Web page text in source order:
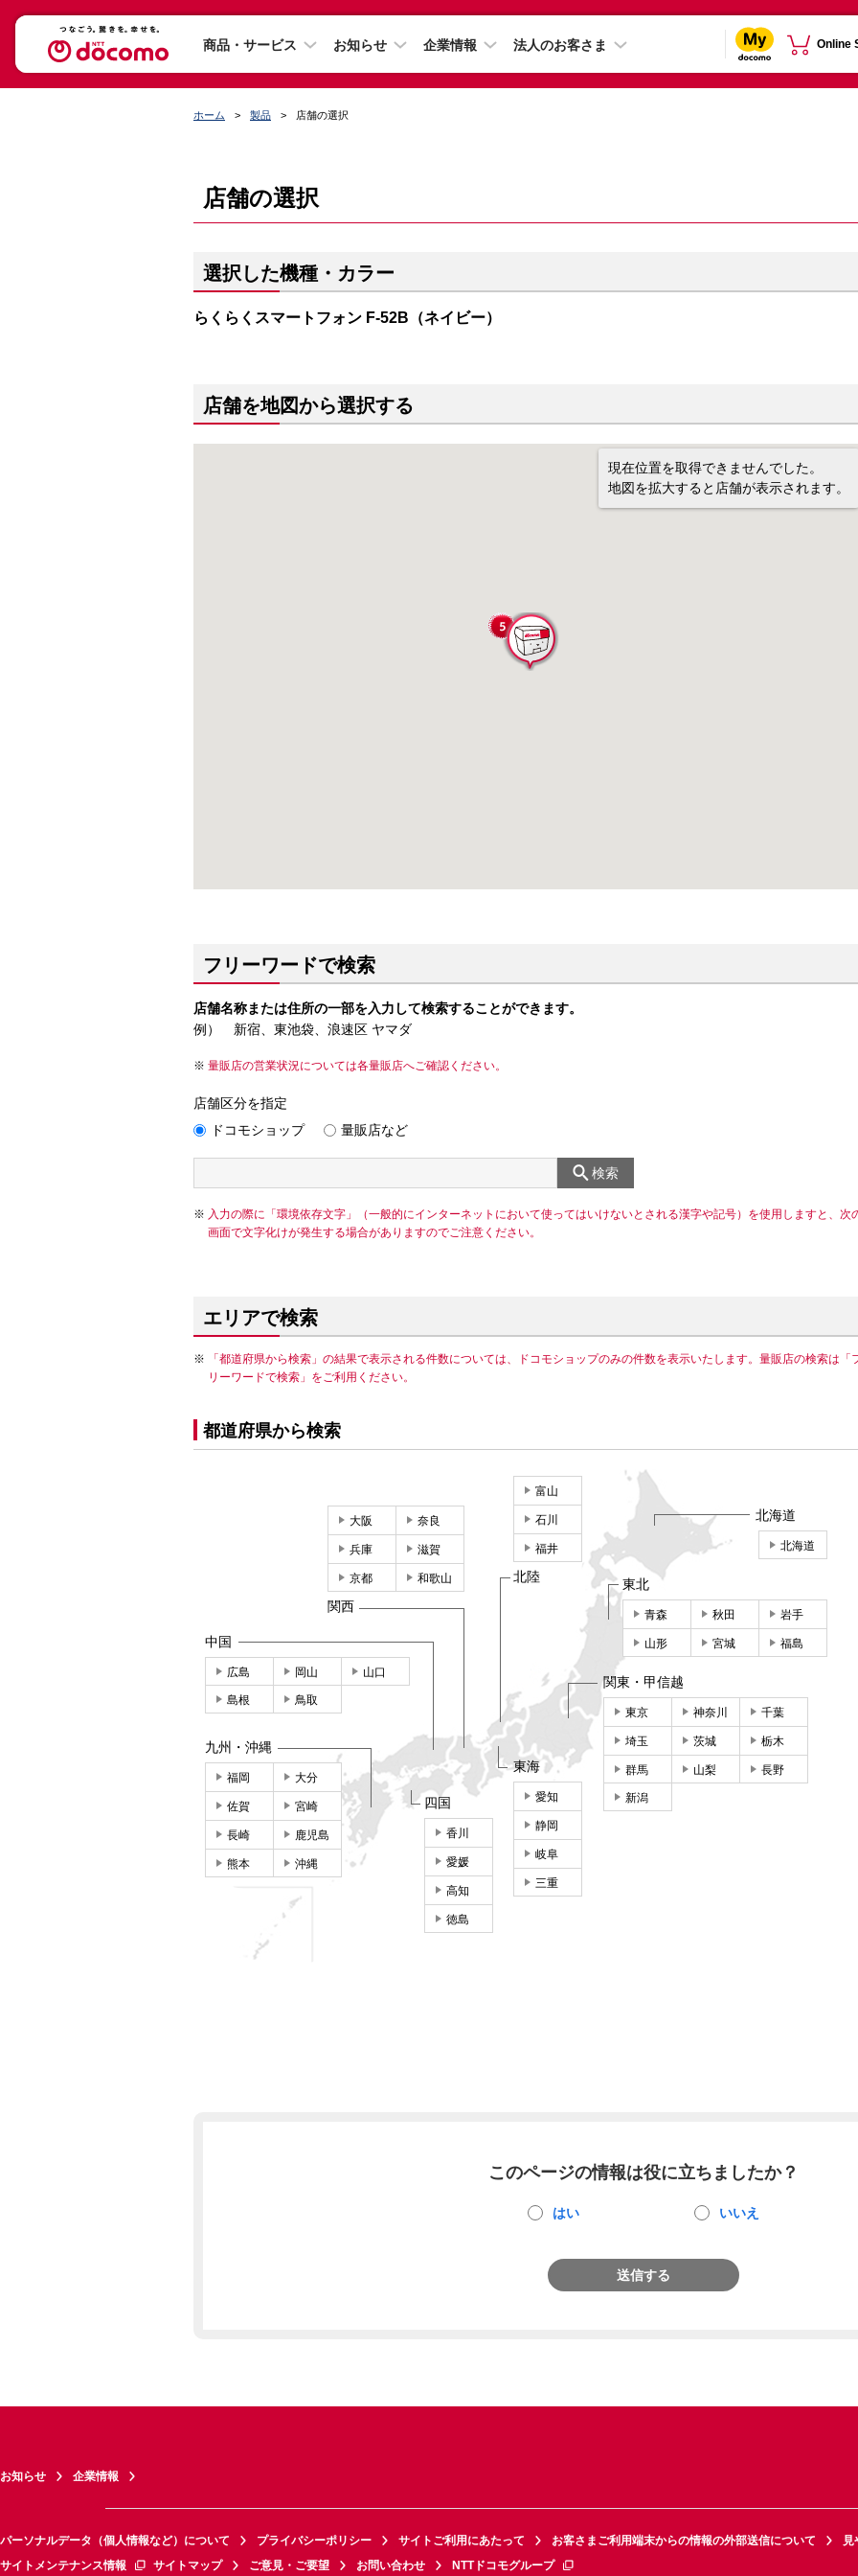
商品・サービス お知らせ 企業情報 法人のお客さま Online
ホーム 製品 店舗の選択
店舗の選択
選択した機種・カラー
らくらくスマートフォン F-52B（ネイビー）
店舗を地図から選択する
現在位置を取得できませんでした。
地図を拡大すると店舗が表示されます。
フリーワードで検索
店舗名称または住所の一部を入力して検索することができます。
例） 新宿、東池袋、浪速区 ヤマダ
量販店の営業状況については各量販店へご確認ください。
店舗区分を指定
ドコモショップ
量販店など
検索
入力の際に「環境依存文字」（一般的にインターネットにおいて使ってはいけないとされる漢字や記号）を使用しますと、次
画面で文字化けが発生する場合がありますのでご注意ください。
エリアで検索
「都道府県から検索」の結果で表示される件数については、ドコモショップのみの件数を表示いたします。量販店の検索は「
リーワードで検索」をご利用ください。
都道府県から検索
北海道
北海道
東北
青森 秋田 岩手
山形 宮城 福島
関東・甲信越
東京 神奈川 千葉
埼玉 茨城 栃木
群馬 山梨 長野
新潟
東海
愛知
静岡
岐阜
三重
富山
石川
福井
北陸
大阪 奈良
兵庫 滋賀
京都 和歌山
関西
中国
広島 岡山 山口
島根 鳥取
四国
香川
愛媛
高知
徳島
九州・沖縄
福岡 大分
佐賀 宮崎
長崎 鹿児島
熊本 沖縄
このページの情報は役に立ちましたか？
はい いいえ
送信する
お知らせ 企業情報
パーソナルデータ（個人情報など）について プライバシーポリシー サイトご利用にあたって お客さまご利用端末からの情報の外部送信について
見
サイトメンテナンス情報
サイトマップ ご意見・ご要望 お問い合わせ NTTドコモグループ